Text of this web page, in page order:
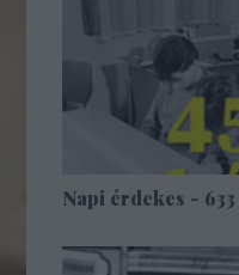
Napi érdekes - 633